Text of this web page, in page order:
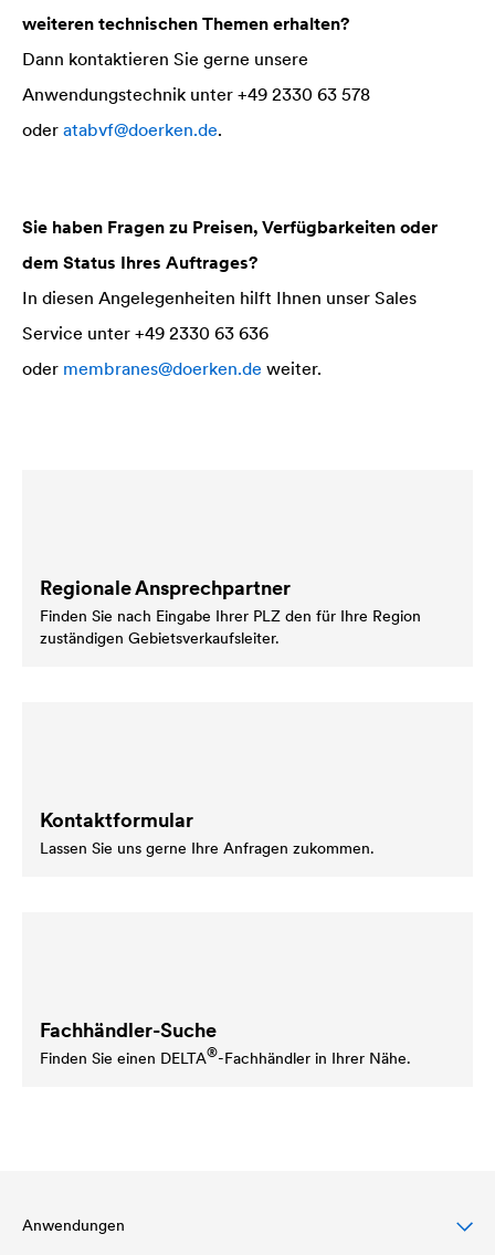
weiteren technischen Themen erhalten?
Dann kontaktieren Sie gerne unsere
Anwendungstechnik unter +49 2330 63 578
oder atabvf@doerken.de.
Sie haben Fragen zu Preisen, Verfügbarkeiten oder
dem Status Ihres Auftrages?
In diesen Angelegenheiten hilft Ihnen unser Sales
Service unter +49 2330 63 636
oder membranes@doerken.de weiter.
Regionale Ansprechpartner
Finden Sie nach Eingabe Ihrer PLZ den für Ihre Region
zuständigen Gebietsverkaufsleiter.
Kontaktformular
Lassen Sie uns gerne Ihre Anfragen zukommen.
Fachhändler-Suche
Finden Sie einen DELTA®-Fachhändler in Ihrer Nähe.
Anwendungen